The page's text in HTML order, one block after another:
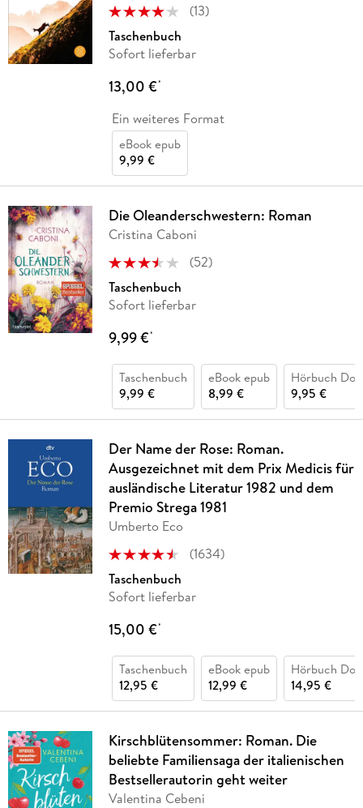
(13)
Taschenbuch
Sofort lieferbar
13,00 €*
Ein weiteres Format
eBook epub
9,99 €
Die Oleanderschwestern: Roman
Cristina Caboni
(52)
Taschenbuch
Sofort lieferbar
9,99 €*
Taschenbuch
9,99 €
eBook epub
8,99 €
Hörbuch
9,95 €
Der Name der Rose: Roman.
Ausgezeichnet mit dem Prix Medicis für
ausländische Literatur 1982 und dem
Premio Strega 1981
Umberto Eco
(1634)
Taschenbuch
Sofort lieferbar
15,00 €*
Taschenbuch
12,95 €
eBook epub
12,99 €
Hörbuch
14,95 €
Kirschblütensommer: Roman. Die
beliebte Familiensaga der italienischen
Bestsellerautorin geht weiter
Valentina Cebeni